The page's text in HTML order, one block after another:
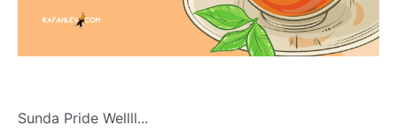
Sunda Pride Wellll...